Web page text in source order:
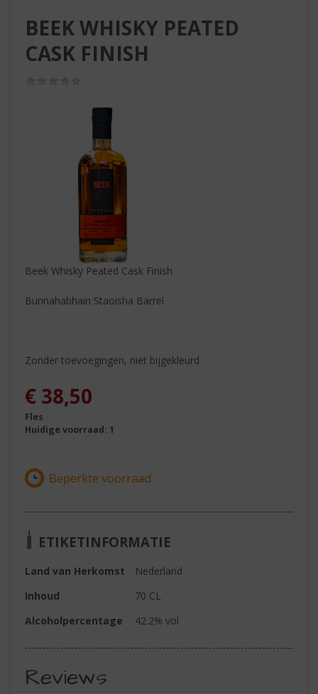
BEEK WHISKY PEATED
CASK FINISH
Beek Whisky Peated Cask Finish
Bunnahabhain Staoisha Barrel
Zonder toevoegingen, niet bijgekleurd
€ 38,50
Fles
Huidige voorraad: 1
ETIKETINFORMATIE
Land van Herkomst
Nederland
Inhoud
70 CL
Alcoholpercentage
42.2% vol
Reviews